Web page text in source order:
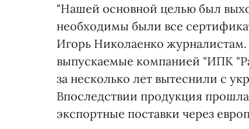
"Нашей основной целью был
необходимы были все
Игорь Николаенко
выпускаемые компанией "ИПК
за несколько лет вытеснили с
Впоследствии продукция
экспортные поставки через